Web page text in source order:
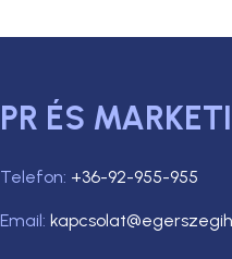
PR ÉS
Telefon: +36-92-955-955
Email: